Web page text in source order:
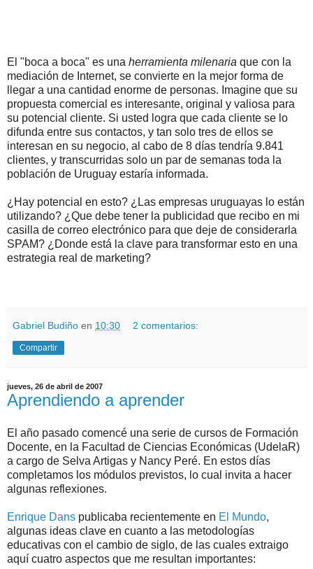
El "boca a boca" es una herramienta milenaria que con la
mediación de Internet, se convierte en la mejor forma de
llegar a una cantidad enorme de personas. Imagine que su
propuesta comercial es interesante, original y valiosa para
su potencial cliente. Si usted logra que cada cliente se lo
difunda entre sus contactos, y tan solo tres de ellos se
interesan en su negocio, al cabo de 8 días tendría 9.841
clientes, y transcurridas solo un par de semanas toda la
población de Uruguay estaría informada.
¿Hay potencial en esto? ¿Las empresas uruguayas lo están
utilizando? ¿Que debe tener la publicidad que recibo en mi
casilla de correo electrónico para que deje de considerarla
SPAM? ¿Donde está la clave para transformar esto en una
estrategia real de marketing?
Gabriel Budiño en 10:30 2 comentarios:
Compartir
jueves, 26 de abril de 2007
Aprendiendo a aprender
El año pasado comencé una serie de cursos de Formación
Docente, en la Facultad de Ciencias Económicas (UdelaR)
a cargo de Selva Artigas y Nancy Peré. En estos días
completamos los módulos previstos, lo cual invita a hacer
algunas reflexiones.
Enrique Dans publicaba recientemente en El Mundo,
algunas ideas clave en cuanto a las metodologías
educativas con el cambio de siglo, de las cuales extraigo
aquí cuatro aspectos que me resultan importantes: